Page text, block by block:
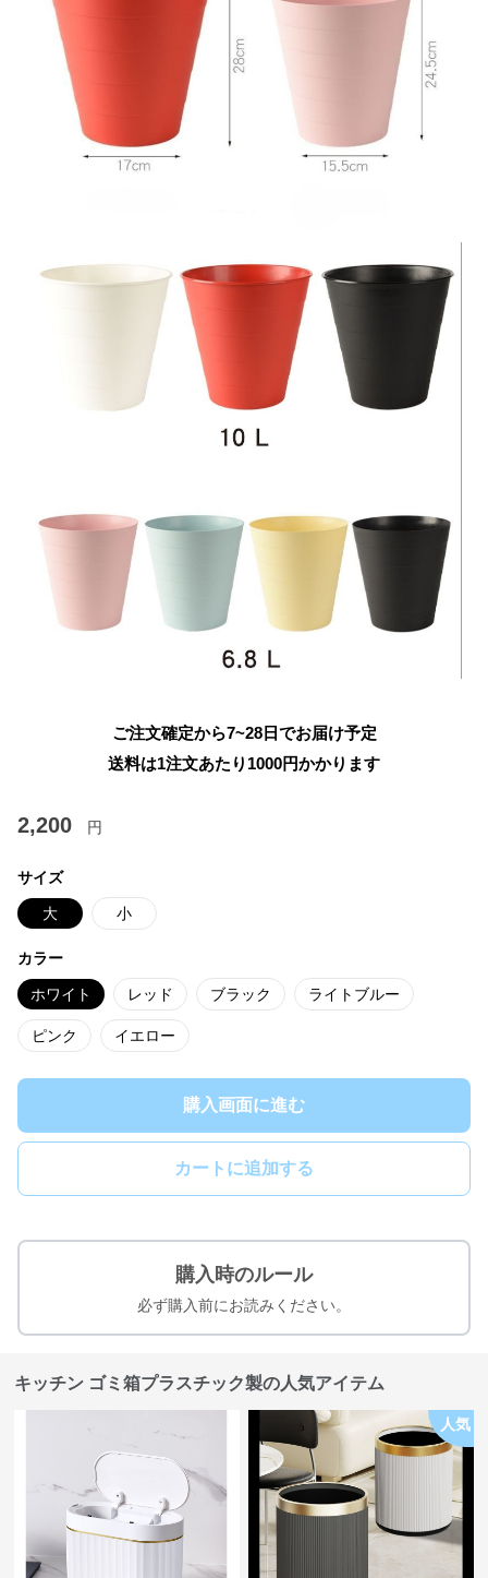
ご注文確定から7~28日でお届け予定
送料は1注文あたり 1000円かかります
2,200 円
サイズ
大 小
カラー
ホワイト レッド ブラック ライトブルー
ピンク イエロー
購入画面に進む
カートに追加する
購入時のルール
必ず購入前にお読みください。
キッチン ゴミ箱プラスチック製の人気アイテム
人気